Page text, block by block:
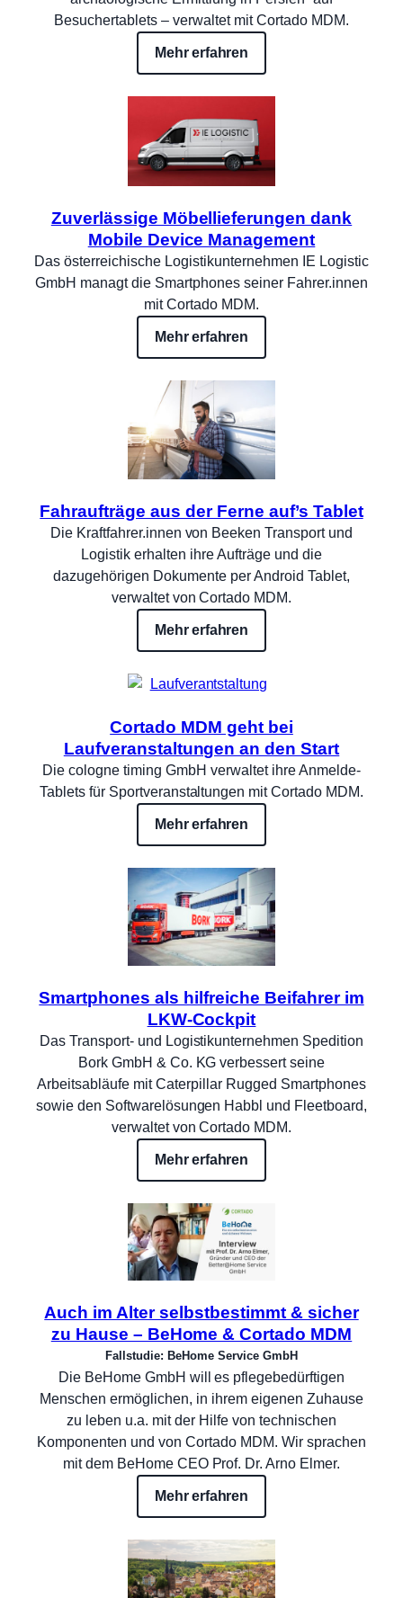
Besuchertablets – verwaltet mit Cortado MDM.
Mehr erfahren
Zuverlässige Möbellieferungen dank
Mobile Device Management
Das österreichische Logistikunternehmen IE Logistic
GmbH managt die Smartphones seiner Fahrer.innen
mit Cortado MDM.
Mehr erfahren
Fahraufträge aus der Ferne auf’s Tablet
Die Kraftfahrer.innen von Beeken Transport und
Logistik erhalten ihre Aufträge und die
dazugehörigen Dokumente per Android Tablet,
verwaltet von Cortado MDM.
Mehr erfahren
Cortado MDM geht bei
Laufveranstaltungen an den Start
Die cologne timing GmbH verwaltet ihre Anmelde-
Tablets für Sportveranstaltungen mit Cortado MDM.
Mehr erfahren
Smartphones als hilfreiche Beifahrer im
LKW-Cockpit
Das Transport- und Logistikunternehmen Spedition
Bork GmbH & Co. KG verbessert seine
Arbeitsabläufe mit Caterpillar Rugged Smartphones
sowie den Softwarelösungen Habbl und Fleetboard,
verwaltet von Cortado MDM.
Mehr erfahren
Auch im Alter selbstbestimmt & sicher
zu Hause – BeHome & Cortado MDM
Fallstudie: BeHome Service GmbH
Die BeHome GmbH will es pflegebedürftigen
Menschen ermöglichen, in ihrem eigenen Zuhause
zu leben u.a. mit der Hilfe von technischen
Komponenten und von Cortado MDM. Wir sprachen
mit dem BeHome CEO Prof. Dr. Arno Elmer.
Mehr erfahren